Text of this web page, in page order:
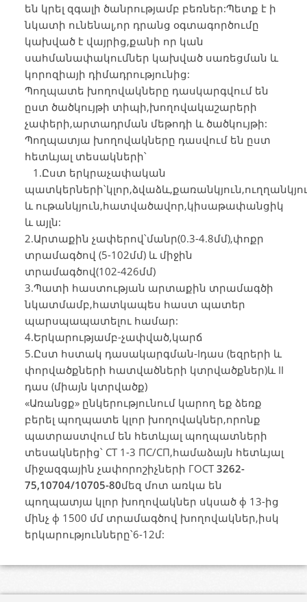
են կրել զգալի ծանրությամբ բեռներ:Պետք է ի
նկատի ունենալ,որ դրանց օգտագործումը
կախված է վայրից,քանի որ կան
սահմանափակումներ կախված սառեցման և
կորոզիայի դիմադրությունից:
Պողպատե խողովակները դասկարգվում են
ըստ ծածկույթի տիպի,խողովակաշարերի
չափերի,արտադրման մեթոդի և ծածկույթի:
Պողպատյա խողովակները դասվում են ըստ
հետևյալ տեսակների՝
1.Ըստ երկրաչափական
և ութանկյուն,հատվածավոր,կիսաթափանցիկ
և այլն:
2.Արտաքին չափերով՝մանր(0.3-4.8մմ),փոքր
տրամագծով (5-102մմ) և միջին
տրամագծով(102-426մմ)
3.Պատի հաստության արտաքին տրամագծի
նկատմամբ,հատկապես հաստ պատեր
պարսպապատելու համար:
4.Երկարությամբ-չափված,կարճ
5.Ըստ հստակ դասակարգման-Iդաս (եզրերի և
փորվածքների հատվածների կտրվածքներ)և II
դաս (միայն կտրվածք)
«Առանցք» ընկերությունում կարող եք ձեռք
բերել պողպատե կլոր խողովակներ,որոնք
պատրաստվում են հետևյալ պողպատների
տեսակներից՝ СТ 1-3 ПС/СП,համաձայն հետևյալ
միջազգային չափորոշիչների ГОСТ3262-
75,10704/10705-80մեզ մոտ առկա են
պողպատյա կլոր խողովակներ սկսած ф 13-ից
մինչ ф 1500 մմ տրամագծով խողովակներ,իսկ
երկարությունները՝6-12մ: